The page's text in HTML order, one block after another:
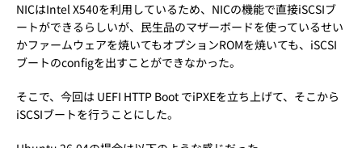
NICはIntel X540を利用しているため、NICの機能で直接iSCSIブ
ートができるらしいが、民生品のマザーボードを使っているせい
かファームウェアを焼いてもオプションROMを焼いても、iSCSI
ブートのconfigを出すことができなかった。
そこで、今回は UEFI HTTP Boot でiPXEを立ち上げて、そこから
iSCSIブートを行うことにした。